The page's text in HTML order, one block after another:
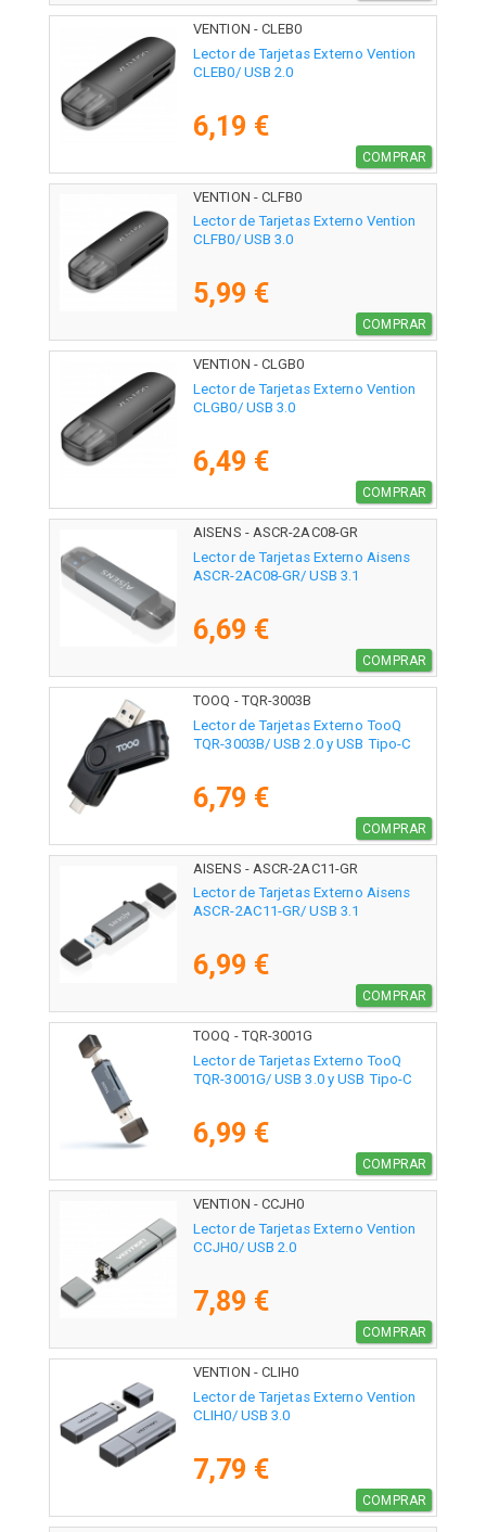
VENTION - CLEB0
Lector de Tarjetas Externo Vention
CLEB0/ USB 2.0
6,19 €
COMPRAR
VENTION - CLFB0
Lector de Tarjetas Externo Vention
CLFB0/ USB 3.0
5,99 €
COMPRAR
VENTION - CLGB0
Lector de Tarjetas Externo Vention
CLGB0/ USB 3.0
6,49 €
COMPRAR
AISENS - ASCR-2AC08-GR
Lector de Tarjetas Externo Aisens
ASCR-2AC08-GR/ USB 3.1
6,69 €
COMPRAR
TOOQ - TQR-3003B
Lector de Tarjetas Externo TooQ
TQR-3003B/ USB 2.0 y USB Tipo-C
6,79 €
COMPRAR
AISENS - ASCR-2AC11-GR
Lector de Tarjetas Externo Aisens
ASCR-2AC11-GR/ USB 3.1
6,99 €
COMPRAR
TOOQ - TQR-3001G
Lector de Tarjetas Externo TooQ
TQR-3001G/ USB 3.0 y USB Tipo-C
6,99 €
COMPRAR
VENTION - CCJH0
Lector de Tarjetas Externo Vention
CCJH0/ USB 2.0
7,89 €
COMPRAR
VENTION - CLIH0
Lector de Tarjetas Externo Vention
CLIH0/ USB 3.0
7,79 €
COMPRAR